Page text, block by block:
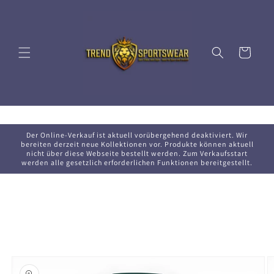
Warenkorb
Der Online-Verkauf ist aktuell vorübergehend deaktiviert. Wir
bereiten derzeit neue Kollektionen vor. Produkte können aktuell
nicht über diese Webseite bestellt werden. Zum Verkaufsstart
werden alle gesetzlich erforderlichen Funktionen bereitgestellt.